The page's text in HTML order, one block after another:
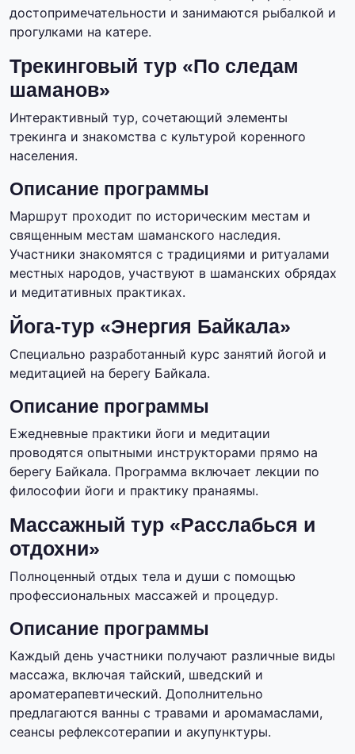
достопримечательности и занимаются рыбалкой и
прогулками на катере.
Трекинговый тур «По следам
шаманов»
Интерактивный тур, сочетающий элементы
трекинга и знакомства с культурой коренного
населения.
Описание программы
Маршрут проходит по историческим местам и
священным местам шаманского наследия.
Участники знакомятся с традициями и ритуалами
местных народов, участвуют в шаманских обрядах
и медитативных практиках.
Йога-тур «Энергия Байкала»
Специально разработанный курс занятий йогой и
медитацией на берегу Байкала.
Описание программы
Ежедневные практики йоги и медитации
проводятся опытными инструкторами прямо на
берегу Байкала. Программа включает лекции по
философии йоги и практику пранаямы.
Массажный тур «Расслабься и
отдохни»
Полноценный отдых тела и души с помощью
профессиональных массажей и процедур.
Описание программы
Каждый день участники получают различные виды
массажа, включая тайский, шведский и
ароматерапевтический. Дополнительно
предлагаются ванны с травами и аромамаслами,
сеансы рефлексотерапии и акупунктуры.